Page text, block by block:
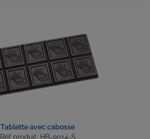
Tablette avec cabosse
Réf produit: HB-9014-S